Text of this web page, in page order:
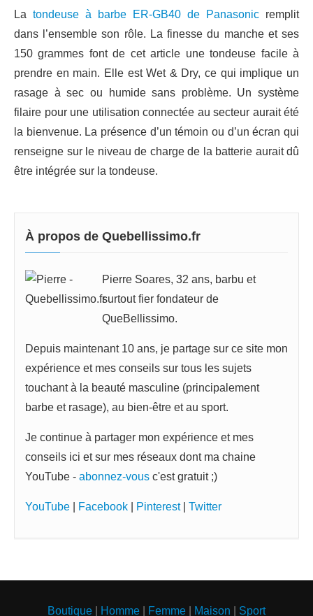
La tondeuse à barbe ER-GB40 de Panasonic remplit
dans l’ensemble son rôle. La finesse du manche et ses
150 grammes font de cet article une tondeuse facile à
prendre en main. Elle est Wet & Dry, ce qui implique un
rasage à sec ou humide sans problème. Un système
filaire pour une utilisation connectée au secteur aurait été
la bienvenue. La présence d’un témoin ou d’un écran qui
renseigne sur le niveau de charge de la batterie aurait dû
être intégrée sur la tondeuse.
À propos de Quebellissimo.fr
Pierre Soares, 32 ans, barbu et
surtout fier fondateur de
QueBellissimo.
Depuis maintenant 10 ans, je partage sur ce site mon
expérience et mes conseils sur tous les sujets
touchant à la beauté masculine (principalement
barbe et rasage), au bien-être et au sport.
Je continue à partager mon expérience et mes
conseils ici et sur mes réseaux dont ma chaine
YouTube - abonnez-vous c'est gratuit ;)
YouTube Facebook Pinterest| Twitter
Boutique Homme Femme Maison Sport